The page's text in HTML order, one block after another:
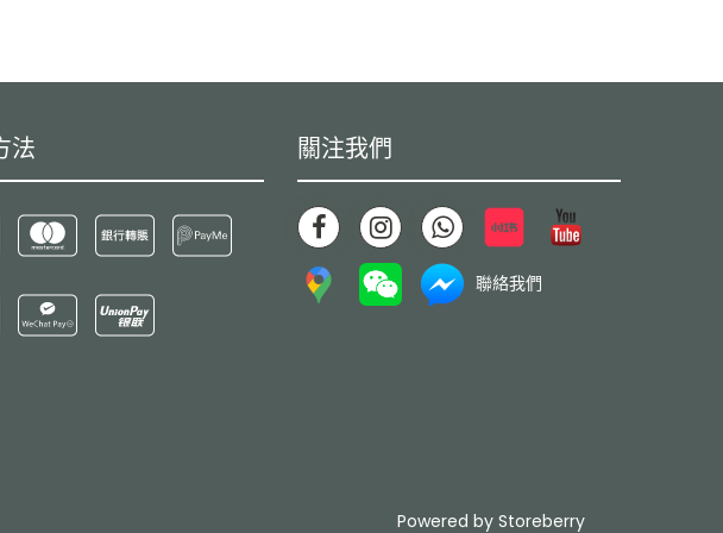
法 關注我們
聯絡我們
Powered by Storeberry